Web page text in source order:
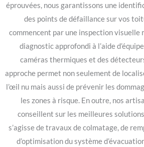
éprouvées, nous garantissons une
des points de défaillance sur vos
commencent par une inspection visuelle
diagnostic approfondi à l’aide
caméras thermiques et des
approche permet non seulement de
l’œil nu mais aussi de prévenir les
les zones à risque. En outre, nos
conseillent sur les meilleures
s’agisse de travaux de colmatage, de
d’optimisation du système